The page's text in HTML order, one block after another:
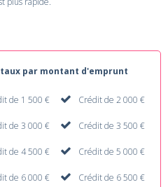
par montant d'emprunt
de 1 500 € Crédit de 2 000 €
de 3 000 € Crédit de 3 500 €
de 4 500 € Crédit de 5 000 €
de 6 000 € Crédit de 6 500 €